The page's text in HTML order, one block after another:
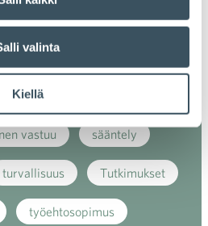
valinta
Kiellä
kuluttajien luottamus
myynti
nuoret
vastuu sääntely
turvallisuus Tutkimukset
työehtosopimus